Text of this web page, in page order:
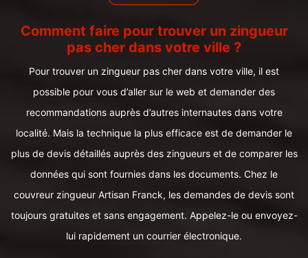
Comment faire pour trouver un zingueur
pas cher dans votre ville ?
Pour trouver un zingueur pas cher dans votre ville, il est
possible pour vous d’aller sur le web et demander des
recommandations auprès d’autres internautes dans votre
localité. Mais la technique la plus efficace est de demander le
plus de devis détaillés auprès des zingueurs et de comparer les
données qui sont fournies dans les documents. Chez le
couvreur zingueur Artisan Franck, les demandes de devis sont
toujours gratuites et sans engagement. Appelez-le ou envoyez-
lui rapidement un courrier électronique.